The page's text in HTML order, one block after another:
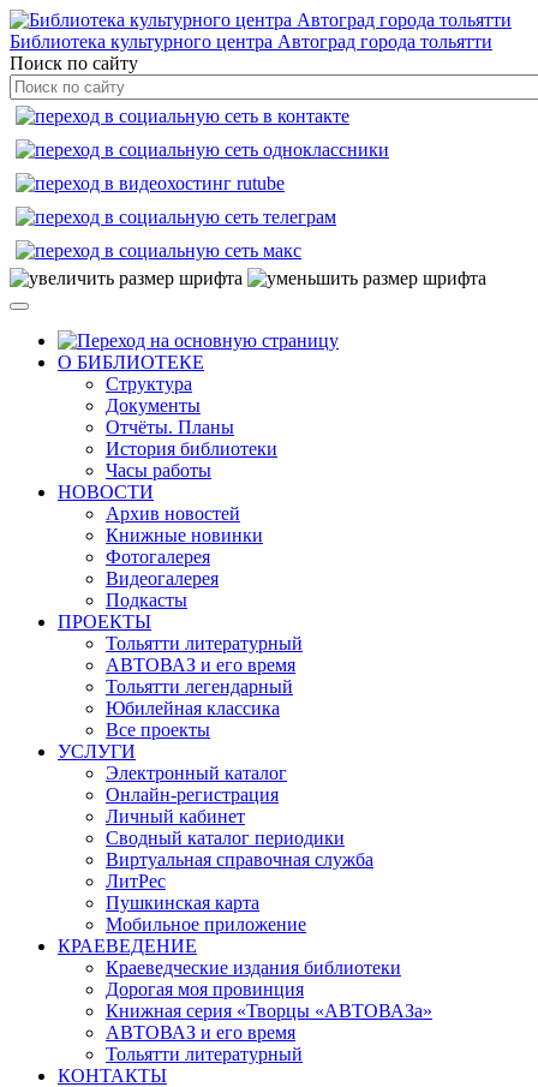
Библиотека культурного центра Автоград города тольятти
Поиск по сайту
О БИБЛИОТЕКЕ
Структура
Документы
Отчёты. Планы
История библиотеки
Часы работы
НОВОСТИ
Архив новостей
Книжные новинки
Фотогалерея
Видеогалерея
Подкасты
ПРОЕКТЫ
Тольятти литературный
АВТОВАЗ и его время
Тольятти легендарный
Юбилейная классика
Все проекты
УСЛУГИ
Электронный каталог
Онлайн-регистрация
Личный кабинет
Сводный каталог периодики
Виртуальная справочная служба
ЛитРес
Пушкинская карта
Мобильное приложение
КРАЕВЕДЕНИЕ
Краеведческие издания библиотеки
Дорогая моя провинция
Книжная серия «Творцы «АВТОВАЗа»
АВТОВАЗ и его время
Тольятти литературный
КОНТАКТЫ